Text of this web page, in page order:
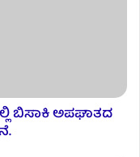
ಬಿಸಾಕಿ ಅಪಘಾತದ